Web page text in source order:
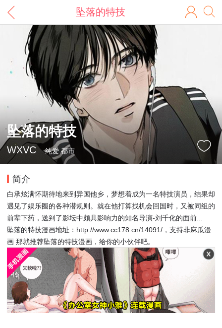
坠落的特技
坠落的特技
WXVC 纯爱 都市
简介
白承炫满怀期待地来到异国他乡，梦想着成为一名特技演员，结果却
遇见了娱乐圈的各种潜规则。就在他打算找机会回国时，又被同组的
前辈下药，送到了影坛中颇具影响力的知名导演-刘千化的面前...
坠落的特技漫画地址：http://www.cc178.cn/14091/，支持非麻瓜漫
画 那就推荐坠落的特技漫画，给你的小伙伴吧。